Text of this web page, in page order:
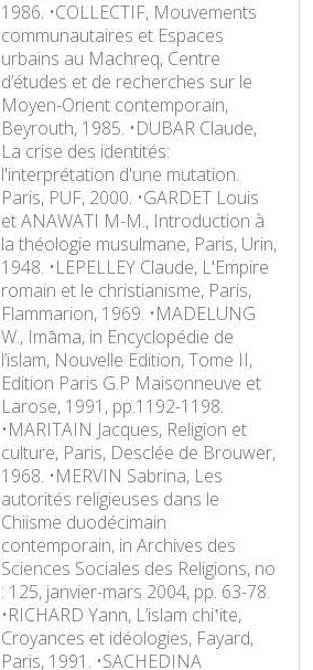
1986. •COLLECTIF, Mouvements
communautaires et Espaces
urbains au Machreq, Centre
d’études et de recherches sur le
Moyen-Orient contemporain,
Beyrouth, 1985. •DUBAR Claude,
La crise des identités:
l'interprétation d'une mutation.
Paris, PUF, 2000. •GARDET Louis
et ANAWATI M-M., Introduction à
la théologie musulmane, Paris, Urin,
1948. •LEPELLEY Claude, L'Empire
romain et le christianisme, Paris,
Flammarion‎, 1969. •MADELUNG
W., Imāma, in Encyclopédie de
l’islam, Nouvelle Edition, Tome II,
Edition Paris G.P Maisonneuve et
Larose, 1991, pp.1192-1198.
•MARITAIN Jacques, Religion et
culture, Paris, Desclée de Brouwer‎,
1968. •MERVIN Sabrina, Les
autorités religieuses dans le
Chiisme duodécimain
contemporain, in Archives des
Sciences Sociales des Religions, no
: 125, janvier-mars 2004, pp. 63-78.
•RICHARD Yann, L’islam chi‛ite,
Croyances et idéologies, Fayard,
Paris, 1991. •SACHEDINA